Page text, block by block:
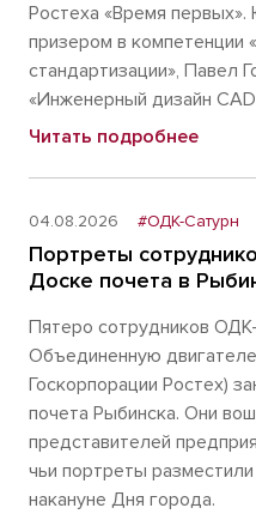
Ростеха «Время
призером в компетенции
стандартизации», Павел
«Инженерный дизайн
Читать подробнее
04.08.2026 #ОДК-Сатурн
Портреты
Доске почета в
Пятеро сотрудников
Объединенную
Госкорпорации Ростех)
почета Рыбинска. Они
представителей
чьи портреты
накануне Дня города.